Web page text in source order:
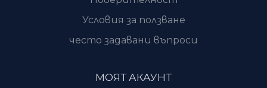
Условия за ползване
често задавани въпроси
МОЯТ АКАУНТ